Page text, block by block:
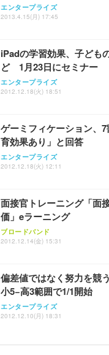
エンタープライズ
2013.4.15(月) 17:45
iPadの学習効果、子ども
ど 1月23日にセミナー
エンタープライズ
2012.12.18(火) 18:51
ゲーミフィケーション、
育効果あり」と回答
エンタープライズ
2012.12.18(火) 12:11
面接官トレーニング「面
価」eラーニング
ブロードバンド
2012.12.14(金) 15:31
偏差値ではなく努力を競
小5−高3範囲で1/1開始
エンタープライズ
2012.12.10(月) 18:31